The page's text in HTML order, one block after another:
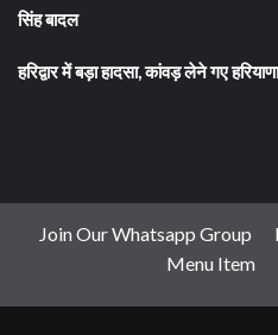
सिंह बादल
हरिद्वार में बड़ा हादसा, कांवड़ लेने गए
Join Our Whatsapp Group
Menu Item